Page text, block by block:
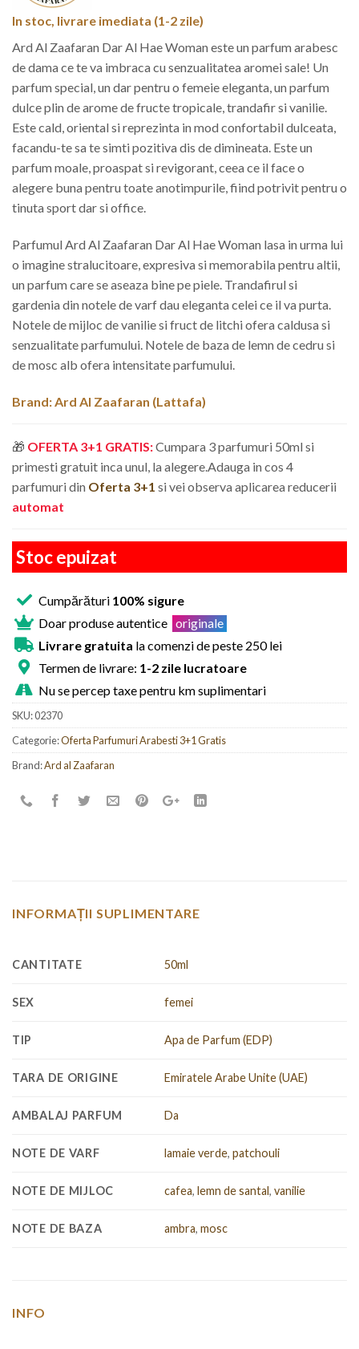
In stoc, livrare imediata (1-2 zile)
Ard Al Zaafaran Dar Al Hae Woman este un parfum arabesc
de dama ce te va imbraca cu senzualitatea aromei sale! Un
parfum special, un dar pentru o femeie eleganta, un parfum
dulce plin de arome de fructe tropicale, trandafir si vanilie.
Este cald, oriental si reprezinta in mod confortabil dulceata,
facandu-te sa te simti pozitiva dis de dimineata. Este un
parfum moale, proaspat si revigorant, ceea ce il face o
alegere buna pentru toate anotimpurile, fiind potrivit pentru o
tinuta sport dar si office.
Parfumul Ard Al Zaafaran Dar Al Hae Woman lasa in urma lui
o imagine stralucitoare, expresiva si memorabila pentru altii,
un parfum care se aseaza bine pe piele. Trandafirul si
gardenia din notele de varf dau eleganta celei ce il va purta.
Notele de mijloc de vanilie si fruct de litchi ofera caldusa si
senzualitate parfumului. Notele de baza de lemn de cedru si
de mosc alb ofera intensitate parfumului.
Brand: Ard Al Zaafaran (Lattafa)
🎁 OFERTA 3+1 GRATIS:Cumpara 3 parfumuri 50ml si
primesti gratuit inca unul, la alegere. Adauga in cos 4
parfumuri din Oferta 3+1 si vei observa aplicarea reducerii
automat
Stoc epuizat
Cumpărături 100% sigure
Doar produse autentice originale
Livrare gratuita la comenzi de peste 250 lei
Termen de livrare: 1-2 zile lucratoare
Nu se percep taxe pentru km suplimentari
SKU:02370
Categorie:Oferta Parfumuri Arabesti 3+1 Gratis
Brand:Ard al Zaafaran
INFORMAȚII SUPLIMENTARE
CANTITATE 50ml
SEX femei
TIP Apa de Parfum (EDP)
TARA DE ORIGINE Emiratele Arabe Unite (UAE)
AMBALAJ PARFUM Da
NOTE DE VARF lamaie verde,patchouli
NOTE DE MIJLOC cafea,lemn de santal,vanilie
NOTE DE BAZA ambra,mosc
INFO